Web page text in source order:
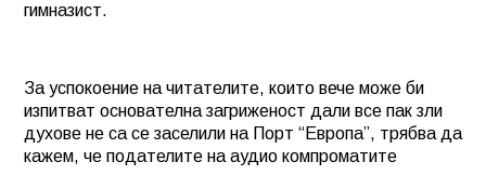
гимназист.
За успокоение на читателите, които вече може би
изпитват основателна загриженост дали все пак зли
духове не са се заселили на Порт “Европа”, трябва да
кажем, че подателите на аудио компроматите